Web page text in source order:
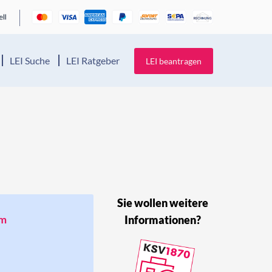
LEI Suche LEI Ratgeber LEI beantragen
Sie wollen weitere
Informationen?